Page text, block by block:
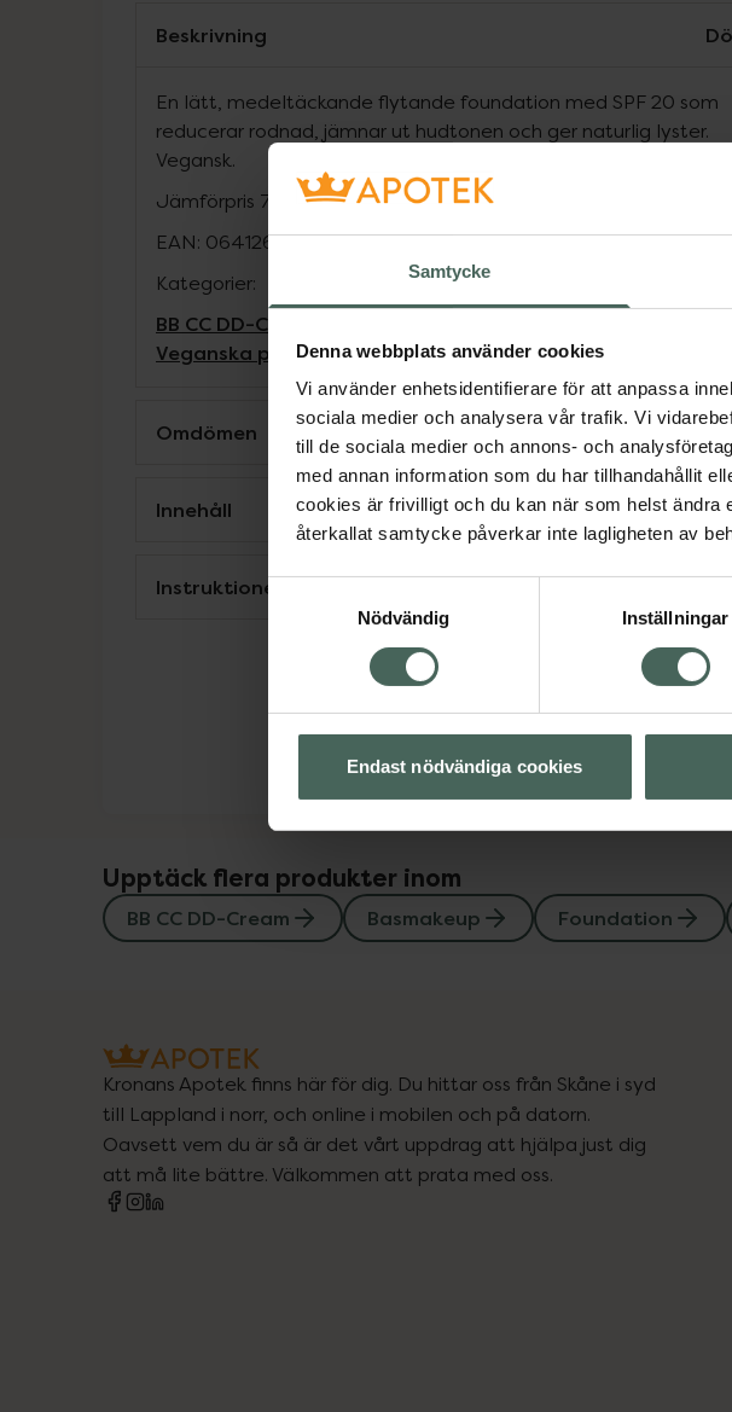
Samtycke
Denna webbplats använder cookies
Vi använder enhetsidentifierare för att anpassa
sociala medier och analysera vår trafik. Vi
till de sociala medier och annons- och
med annan information som du har tillhandahållit
cookies är frivilligt och du kan när som helst
återkallat samtycke påverkar inte lagligheten av
Samtyckesval
Nödvändig
Inställningar
Endast nödvändiga cookies
Beskrivning
En lätt, medeltäckande flytande foundation med SPF 20 som
reducerar rodnad, jämnar ut hudtonen och ger naturlig lyster.
Vegansk.
Jämförpris 7,30 kr/ml
EAN: 06412600848533
Kategorier:
BB CC DD-Cream
Veganska produkterVeganskt smink
Omdömen
Innehåll
Instruktioner
Upptäck flera produkter inom
BB CC DD-Cream Basmakeup Foundation
Kronans Apotek finns här för dig. Du hittar oss från Skåne i syd
till Lappland i norr, och online i mobilen och på datorn.
Oavsett vem du är så är det vårt uppdrag att hjälpa just dig
att må lite bättre. Välkommen att prata med oss.